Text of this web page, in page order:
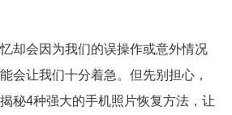
却会因为我们的误操作或意外情况
会让我们十分着急。但先别担心，
秘4种强大的手机照片恢复方法，让